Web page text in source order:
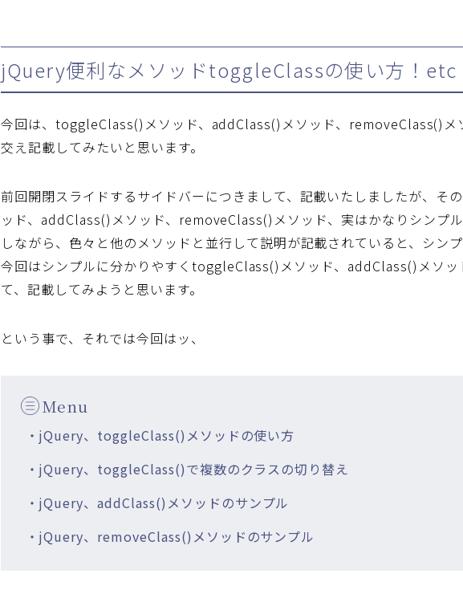
jQuery便利なメソッドtoggleClassの使い方！etc
今回は、toggleClass()メソッド、addClass()メソッド、removeClass()メ
交え記載してみたいと思います。
前回開閉スライドするサイドバーにつきまして、記載いたしましたが、そ
ッド、addClass()メソッド、removeClass()メソッド、実はかなりシンプ
しながら、色々と他のメソッドと並行して説明が記載されていると、シン
今回はシンプルに分かりやすくtoggleClass()メソッド、addClass()メソ
て、記載してみようと思います。
という事で、それでは今回はッ、
Menu
・jQuery、toggleClass()メソッドの使い方
・jQuery、toggleClass()で複数のクラスの切り替え
・jQuery、addClass()メソッドのサンプル
・jQuery、removeClass()メソッドのサンプル